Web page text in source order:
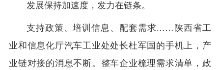
发展保持加速度，发力在链条。
支持政策、培训信息、配套需求……陕西省工
业和信息化厅汽车工业处处长杜军国的手机上，产
业链对接的消息不断。整车企业梳理需求清单，政